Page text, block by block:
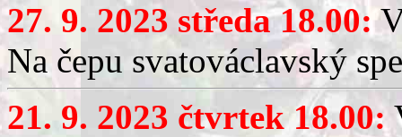
27. 9. 2023 středa 18.00:
Na čepu svatováclavský
21. 9. 2023 čtvrtek 18.00: